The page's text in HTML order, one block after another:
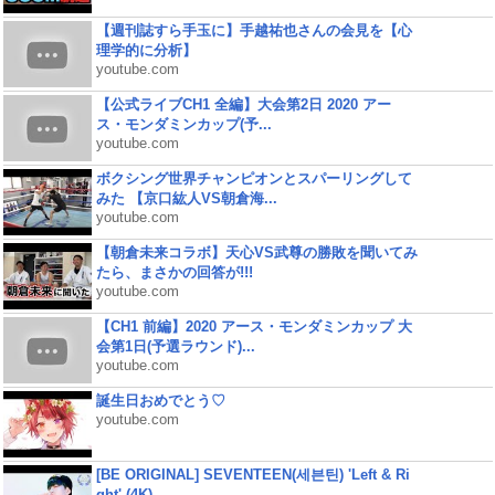
【週刊誌すら手玉に】手越祐也さんの会見を【心
理学的に分析】
youtube.com
【公式ライブCH1 全編】大会第2日 2020 アー
ス・モンダミンカップ(予...
youtube.com
ボクシング世界チャンピオンとスパーリングして
みた 【京口紘人VS朝倉海...
youtube.com
【朝倉未来コラボ】天心VS武尊の勝敗を聞いてみ
たら、まさかの回答が!!!
youtube.com
【CH1 前編】2020 アース・モンダミンカップ 大
会第1日(予選ラウンド)...
youtube.com
誕生日おめでとう♡
youtube.com
[BE ORIGINAL] SEVENTEEN(세븐틴) 'Left & Ri